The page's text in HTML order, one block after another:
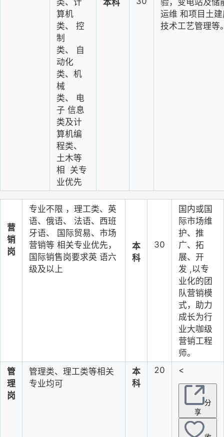
算机
类、
控
制
类、
自
动化
类、机
械
类、
电
子 信息
类及计
算机编
程类、
土木等
相
关专
业优先
本科
运维 和项目土
技术工艺管理等
营
销
岗
专业不限 ，理工类、英
语、俄语、
法语、 西班
牙语、
国际贸易、市场
营销等 相关专业优先，
国际销售岗要求英 语六
级及以上
本
科
30
国内或国
际市场维
护、推
广、拓
展、开
发 ,以专
业化的团
队营销模
式，助力
成长为行
业大咖级
营销工程
师。
管
理
岗
管理类、理工类等相关
专业均可
本
科
20 <
分
享